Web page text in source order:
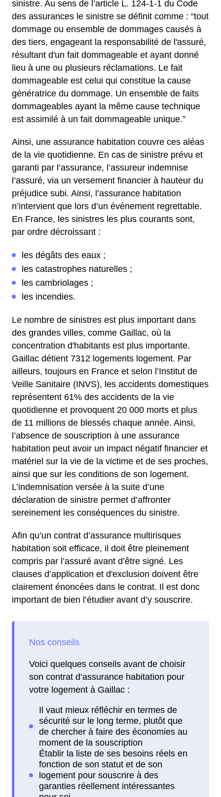
sinistre. Au sens de l’article L. 124-1-1 du Code
des assurances le sinistre se définit comme : “tout
dommage ou ensemble de dommages causés à
des tiers, engageant la responsabilité de l'assuré,
résultant d'un fait dommageable et ayant donné
lieu à une ou plusieurs réclamations. Le fait
dommageable est celui qui constitue la cause
génératrice du dommage. Un ensemble de faits
dommageables ayant la même cause technique
est assimilé à un fait dommageable unique.”
Ainsi, une assurance habitation couvre ces aléas
de la vie quotidienne. En cas de sinistre prévu et
garanti par l’assurance, l’assureur indemnise
l’assuré, via un versement financier à hauteur du
préjudice subi. Ainsi, l’assurance habitation
n’intervient que lors d’un événement regrettable.
En France, les sinistres les plus courants sont,
par ordre décroissant :
les dégâts des eaux ;
les catastrophes naturelles ;
les cambriolages ;
les incendies.
Le nombre de sinistres est plus important dans
des grandes villes, comme Gaillac, où la
concentration d'habitants est plus importante.
Gaillac détient 7312 logements logement. Par
ailleurs, toujours en France et selon l’Institut de
Veille Sanitaire (INVS), les accidents domestiques
représentent 61% des accidents de la vie
quotidienne et provoquent 20 000 morts et plus
de 11 millions de blessés chaque année. Ainsi,
l’absence de souscription à une assurance
habitation peut avoir un impact négatif financier et
matériel sur la vie de la victime et de ses proches,
ainsi que sur les conditions de son logement.
L’indemnisation versée à la suite d’une
déclaration de sinistre permet d’affronter
sereinement les conséquences du sinistre.
Afin qu’un contrat d’assurance multirisques
habitation soit efficace, il doit être pleinement
compris par l’assuré avant d’être signé. Les
clauses d’application et d'exclusion doivent être
clairement énoncées dans le contrat. Il est donc
important de bien l’étudier avant d’y souscrire.
Voici quelques conseils avant de choisir
son contrat d’assurance habitation pour
votre logement à Gaillac :